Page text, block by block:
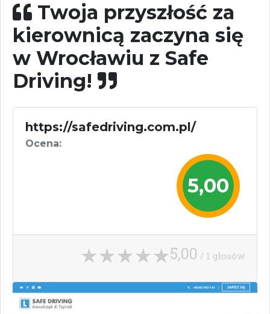
Twoja przyszłość za
kierownicą zaczyna się
w Wrocławiu z Safe
Driving!
https://safedriving.com.pl/
Ocena:
5,00
5,00 / 1 głosów